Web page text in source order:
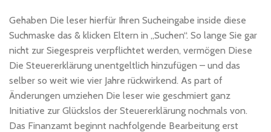
Gehaben Die leser hierfür Ihren Sucheingabe inside diese
Suchmaske das & klicken Eltern in „Suchen“. So lange Sie gar
nicht zur Siegespreis verpflichtet werden, vermögen Diese
Die Steuererklärung unentgeltlich hinzufügen – und das
selber so weit wie vier Jahre rückwirkend. As part of
Änderungen umziehen Die leser wie geschmiert ganz
Initiative zur Glückslos der Steuererklärung nochmals von.
Das Finanzamt beginnt nachfolgende Bearbeitung erst